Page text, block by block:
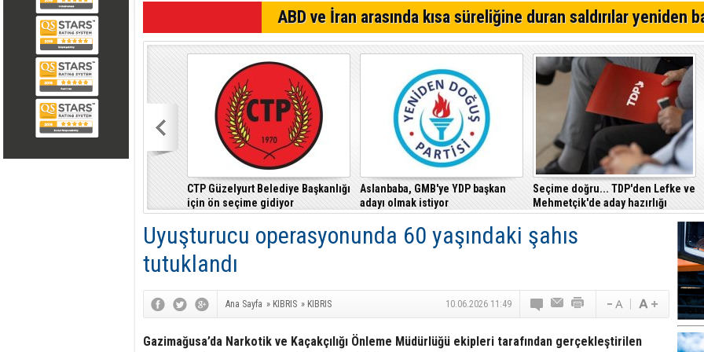
CTP, Cezaevi Disiplin Tüzüğü’nde yapılan değişiklikleri
Mahkemesi’ne taşıdı
Girne – Çamlıbel ana yolunda ölümlü kaza… Turan Obalı
ABD ve İran arasında kısa süreliğine duran saldırılar yeniden
CTP Güzelyurt Belediye Başkanlığı
için ön seçime gidiyor
Aslanbaba, GMB'ye YDP başkan
adayı olmak istiyor
Seçime doğru... TDP'den Lefke ve
Mehmetçik'de aday hazırlığı
Uyuşturucu operasyonunda 60 yaşındaki şahıs
tutuklandı
Ana Sayfa » KIBRIS » KIBRIS 10.06.2026 11:49
Gazimağusa’da Narkotik ve Kaçakçılığı Önleme Müdürlüğü ekipleri tarafından gerçekleştirilen